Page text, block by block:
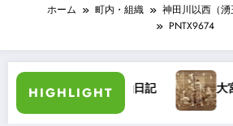
ホーム 町内・組織 神田川以西（湧
PNTX9674
HIGHLIGHT
講演 袖日記 大宮浅